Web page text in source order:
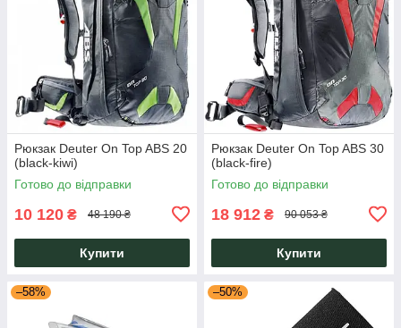
Рюкзак Deuter On Top ABS 20
(black-kiwi)
Готово до відправки
10 120 ₴ 48 190 ₴
Купити
Рюкзак Deuter On Top ABS 30
(black-fire)
Готово до відправки
18 912 ₴ 90 053 ₴
Купити
–58% –50%